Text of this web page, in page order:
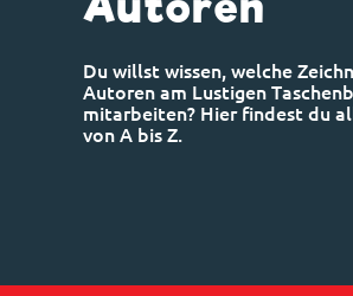
Du willst wissen, welche
Autoren am Lustigen
mitarbeiten? Hier findest du
von A bis Z.